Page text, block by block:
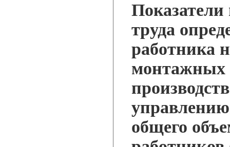
Показатели
труда
работника
монтажных
общего